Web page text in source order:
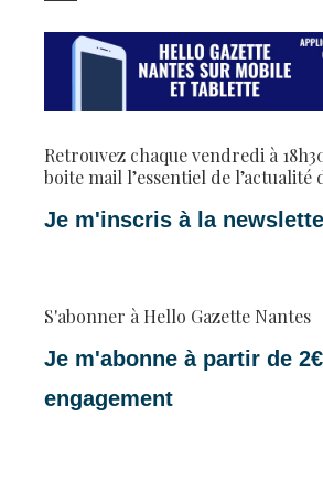
Retrouvez chaque vendredi à
boite mail l’essentiel de l’actualité
Je m'inscris à la
S'abonner à Hello Gazette Nantes
Je m'abonne à partir de
engagement